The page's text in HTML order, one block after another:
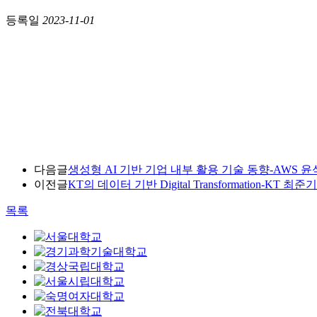
등록일 2023-11-01
다음글생성형 AI 기반 기업 내부 활용 기술 동향-AWS 윤
이전글KT의 데이터 기반 Digital Transformation-KT 최준기
목록